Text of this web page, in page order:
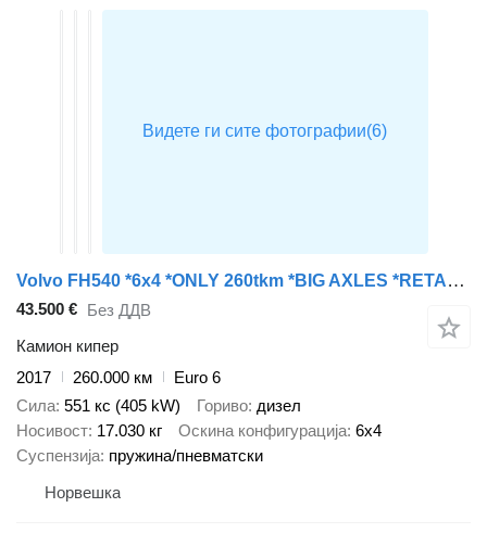
Volvo FH540 *6x4 *ONLY 260tkm *BIG AXLES *RETARDER
43.500 € Без ДДВ
Камион кипер
2017
260.000 км
Euro 6
Сила 551 кс (405 kW) Гориво дизел
Носивост 17.030 кг Оскина конфигурација 6x4
Суспензија пружина/пневматски
Норвешка